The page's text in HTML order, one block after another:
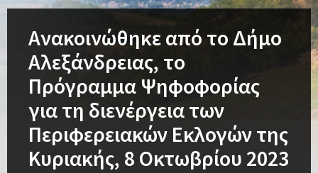
Ανακοινώθηκε από το Δήμο
Αλεξάνδρειας, το
Πρόγραμμα Ψηφοφορίας
για τη διενέργεια των
Περιφερειακών Εκλογών της
Κυριακής, 8 Οκτωβρίου 2023